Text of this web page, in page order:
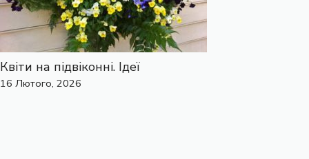
Квіти на підвіконні. Ідеї
16 Лютого, 2026